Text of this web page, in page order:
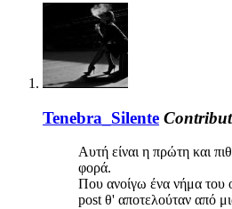
Tenebra_Silente
Αυτή είναι η πρώτη και
φορά.
Που ανοίγω ένα νήμα του
post θ' αποτελούταν από